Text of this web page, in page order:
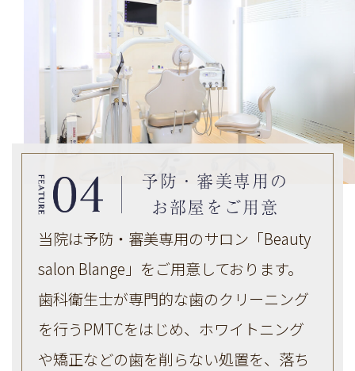
予防・審美専用の
お部屋をご用意
当院は予防・審美専用のサロン「Beauty
salon Blange」をご用意しております。
歯科衛生士が専門的な歯のクリーニング
を行うPMTCをはじめ、ホワイトニング
や矯正などの歯を削らない処置を、落ち